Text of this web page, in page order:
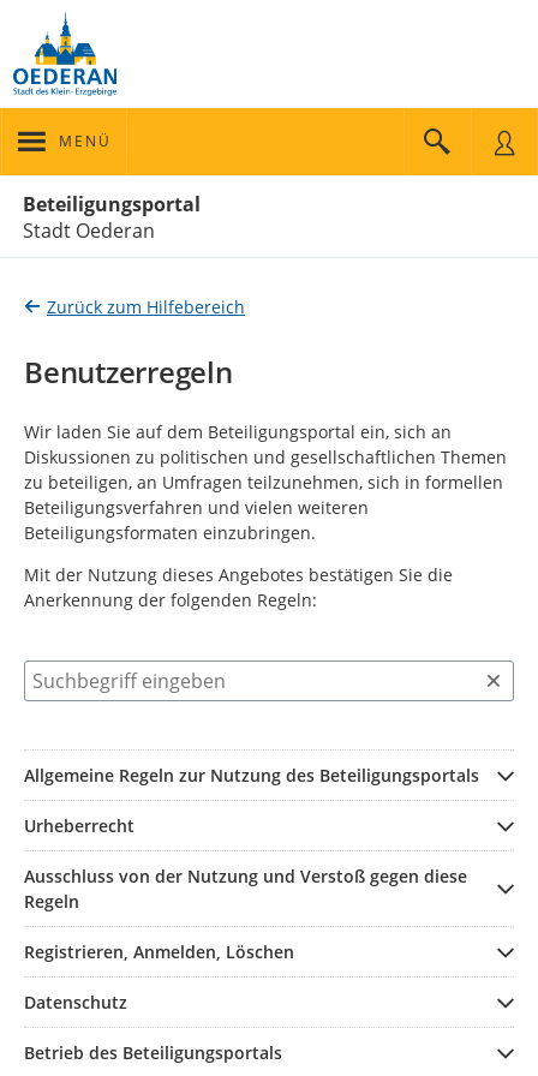
MENÜ
Beteiligungsportal
Stadt Oederan
Zurück zum Hilfebereich
Benutzerregeln
Wir laden Sie auf dem Beteiligungsportal ein, sich an
Diskussionen zu politischen und gesellschaftlichen Themen
zu beteiligen, an Umfragen teilzunehmen, sich in formellen
Beteiligungsverfahren und vielen weiteren
Beteiligungsformaten einzubringen.
Mit der Nutzung dieses Angebotes bestätigen Sie die
Anerkennung der folgenden Regeln:
Suchbegriff eingeben
Allgemeine Regeln zur Nutzung des Beteiligungsportals
Urheberrecht
Ausschluss von der Nutzung und Verstoß gegen diese
Regeln
Registrieren, Anmelden, Löschen
Datenschutz
Betrieb des Beteiligungsportals